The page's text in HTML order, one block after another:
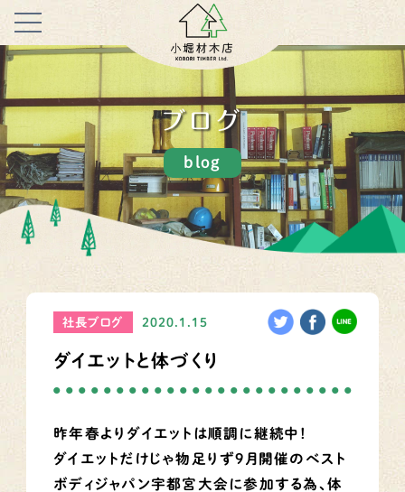
ブログ
blog
社長ブログ 2020.1.15
ダイエットと体づくり
昨年春よりダイエットは順調に継続中！
ダイエットだけじゃ物足りず9月開催のベスト
ボディジャパン宇都宮大会に参加する為、体